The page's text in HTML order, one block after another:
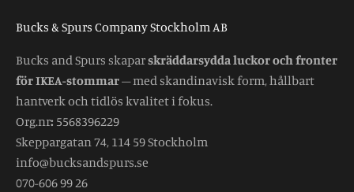
Bucks & Spurs Company Stockholm AB
Bucks and Spurs skaparskräddarsydda luckor och fronter
för IKEA-stommar– med skandinavisk form, hållbart
hantverk och tidlös kvalitet i fokus.
Org.nr: 5568396229
Skeppargatan 74, 114 59 Stockholm
info@bucksandspurs.se
070-606 99 26